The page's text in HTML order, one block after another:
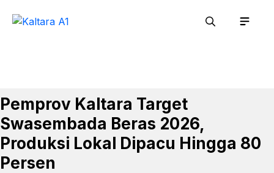
Pemprov Kaltara Target
Swasembada Beras 2026,
Produksi Lokal Dipacu Hingga 80
Persen